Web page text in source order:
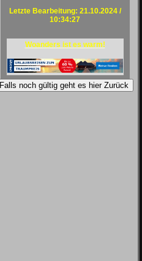
Letzte Bearbeitung: 21.10.2024 /
10:34:27
Woanders ist es warm!
Falls noch gültig geht es hier Zurück